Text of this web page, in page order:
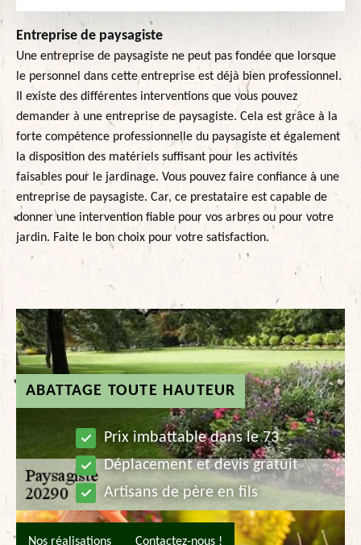
ABATTAGE TOUTE HAUTEUR
Prix imbattable dans le 73
Déplacement et devis gratuit
Artisans de père en fils
Nos réalisations Contactez-nous !
Entreprise de paysagiste
Une entreprise de paysagiste ne peut pas fondée que lorsque
le personnel dans cette entreprise est déjà bien professionnel.
Il existe des différentes interventions que vous pouvez
demander à une entreprise de paysagiste. Cela est grâce à la
forte compétence professionnelle du paysagiste et également
la disposition des matériels suffisant pour les activités
faisables pour le jardinage. Vous pouvez faire confiance à une
entreprise de paysagiste. Car, ce prestataire est capable de
donner une intervention fiable pour vos arbres ou pour votre
jardin. Faite le bon choix pour votre satisfaction.